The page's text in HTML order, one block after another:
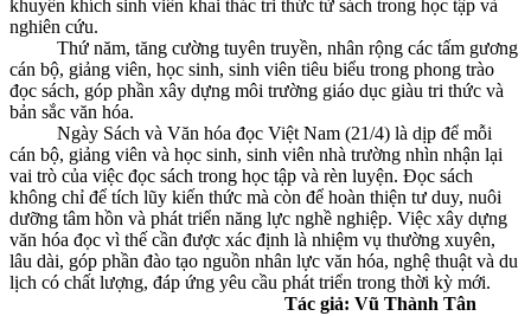
khuyến khích sinh viên khai thác tri thức từ sách trong học tập và
nghiên cứu.
Thứ năm, tăng cường tuyên truyền, nhân rộng các tấm gương
cán bộ, giảng viên, học sinh, sinh viên tiêu biểu trong phong trào
đọc sách, góp phần xây dựng môi trường giáo dục giàu tri thức và
bản sắc văn hóa.
Ngày Sách và Văn hóa đọc Việt Nam (21/4) là dịp để mỗi
cán bộ, giảng viên và học sinh, sinh viên nhà trường nhìn nhận lại
vai trò của việc đọc sách trong học tập và rèn luyện. Đọc sách
không chỉ để tích lũy kiến thức mà còn để hoàn thiện tư duy, nuôi
dưỡng tâm hồn và phát triển năng lực nghề nghiệp. Việc xây dựng
văn hóa đọc vì thế cần được xác định là nhiệm vụ thường xuyên,
lâu dài, góp phần đào tạo nguồn nhân lực văn hóa, nghệ thuật và du
lịch có chất lượng, đáp ứng yêu cầu phát triển trong thời kỳ mới.
Tác giả: Vũ Thành Tân